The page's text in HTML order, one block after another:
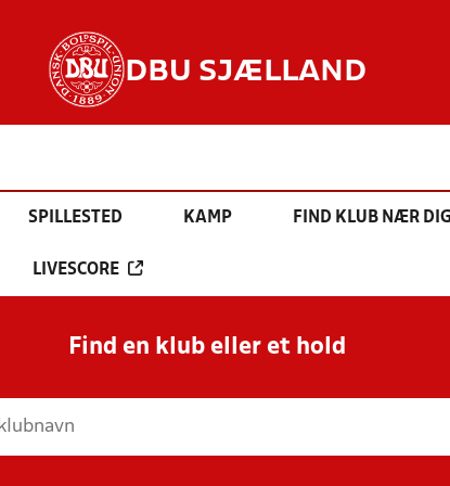
DBU SJÆLLAND
SPILLESTED KAMP FIND KLUB NÆR
LIVESCORE
Find en klub eller et hold